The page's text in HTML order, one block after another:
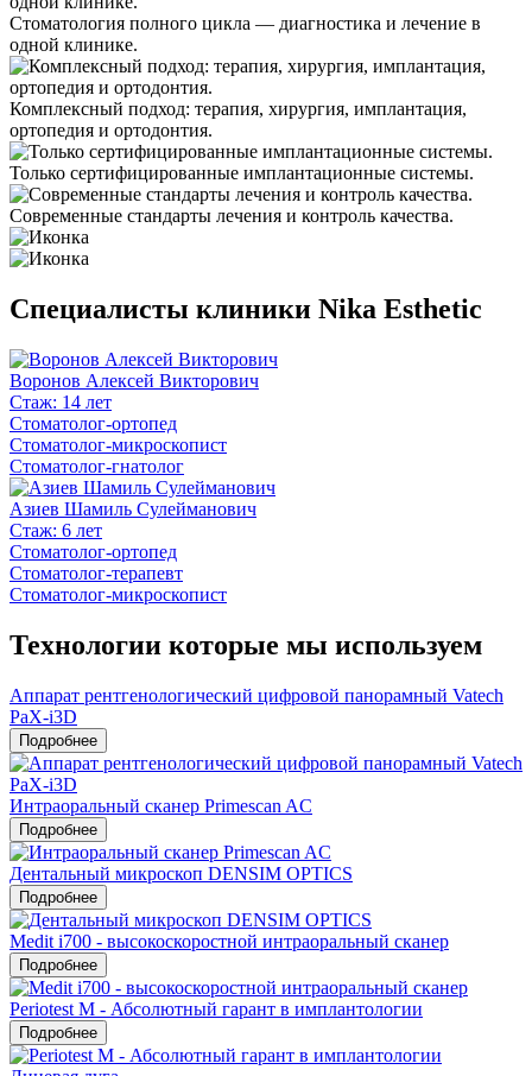
Стоматология полного цикла — диагностика и лечение в
одной клинике.
Комплексный подход: терапия, хирургия, имплантация,
ортопедия и ортодонтия.
Только сертифицированные имплантационные системы.
Современные стандарты лечения и контроль качества.
Специалисты клиники Nika Esthetic
Воронов Алексей Викторович
Стаж: 14 лет
Стоматолог-ортопед
Стоматолог-микроскопист
Стоматолог-гнатолог
Азиев Шамиль Сулейманович
Стаж: 6 лет
Стоматолог-ортопед
Стоматолог-терапевт
Стоматолог-микроскопист
Технологии которые мы используем
Аппарат рентгенологический цифровой панорамный Vatech
PaX-i3D
Подробнее
Интраоральный сканер Primescan AC
Подробнее
Дентальный микроскоп DENSIM OPTICS
Подробнее
Medit i700 - высокоскоростной интраоральный сканер
Подробнее
Periotest M - Абсолютный гарант в имплантологии
Подробнее